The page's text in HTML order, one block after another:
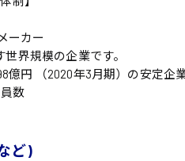
ーカー
界規模の企業です。
億円 （2020年3月期）の安定企
数
ど)